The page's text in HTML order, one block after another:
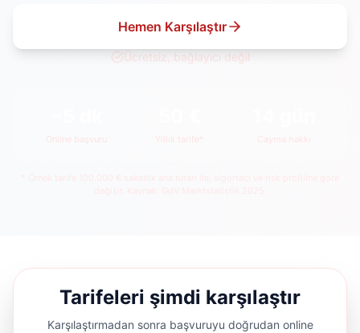
Hemen Karşılaştır
Ücretsiz, bağlayıcı değil
Online başvuru Yıllık tarife* Cayma hakkı
Tarifeleri şimdi karşılaştır
Karşılaştırmadan sonra başvuruyu doğrudan online